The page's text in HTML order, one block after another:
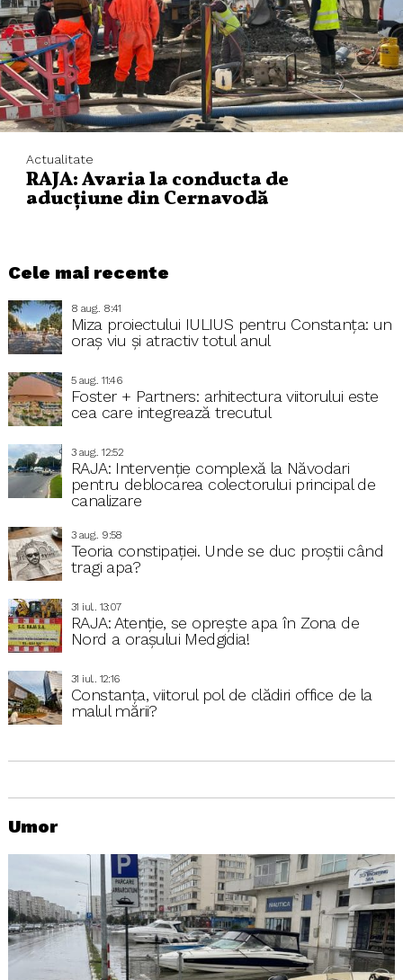
Actualitate
RAJA: Avaria la conducta de
aducțiune din Cernavodă
Cele mai recente
8 aug.. 8:41
Miza proiectului IULIUS pentru Constanța: un
oraș viu și atractiv totul anul
5 aug.. 11:46
Foster + Partners: arhitectura viitorului este
cea care integrează trecutul
3 aug.. 12:52
RAJA: Intervenție complexă la Năvodari
pentru deblocarea colectorului principal de
canalizare
3 aug.. 9:58
Teoria constipației. Unde se duc proștii când
tragi apa?
31 iul.. 13:07
RAJA: Atenție, se oprește apa în Zona de
Nord a orașului Medgidia!
31 iul.. 12:16
Constanța, viitorul pol de clădiri office de la
malul mării?
Umor